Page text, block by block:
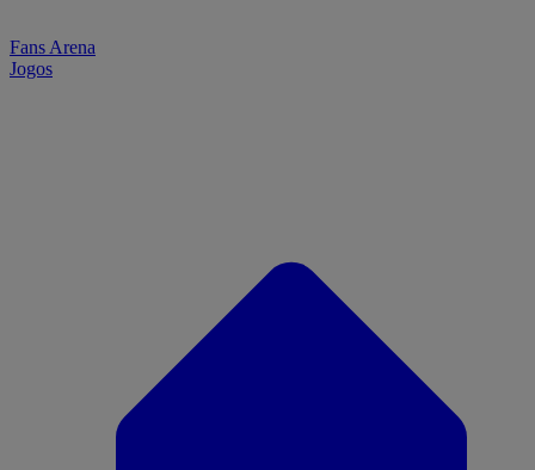
Fans Arena
Jogos